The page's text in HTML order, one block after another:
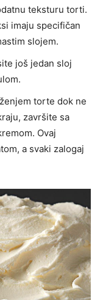
teksturu torti.
imaju specifičan
slojem.
još jedan sloj
torte dok ne
završite sa
Ovaj
a svaki zalogaj